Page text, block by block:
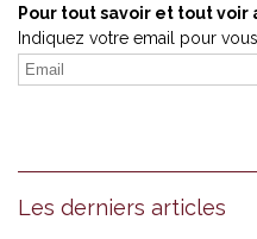
Pour tout savoir et tout voir
Indiquez votre email pour
Les derniers articles